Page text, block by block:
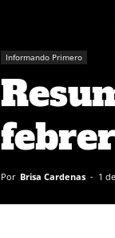
Informando Primero
Por Brisa Cardenas - 1